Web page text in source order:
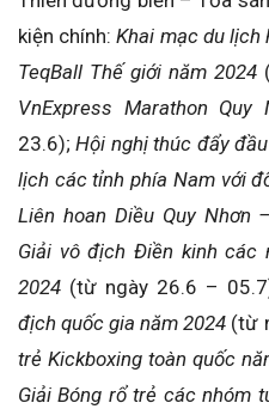
kiện chính:Khai mạc du lịch
TeqBall Thế giới năm 2024
VnExpress Marathon Quy
23.6);Hội nghị thúc đẩy
lịch các tỉnh phía Nam với
Liên hoan Diều Quy Nhơn
Giải vô địch Điền kinh các
2024 (từ ngày 26.6 –
địch quốc gia năm 2024 (từ
trẻ Kickboxing toàn quốc
Giải Bóng rổ trẻ các nhóm